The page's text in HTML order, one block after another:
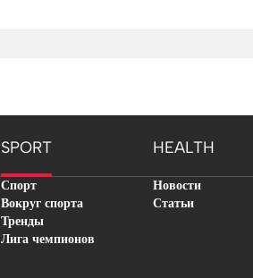
SPORT HEALTH
Спорт
Вокруг спорта
Тренды
Лига чемпионов
Новости
Статьи